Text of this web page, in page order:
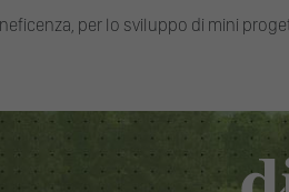
per lo sviluppo di mini